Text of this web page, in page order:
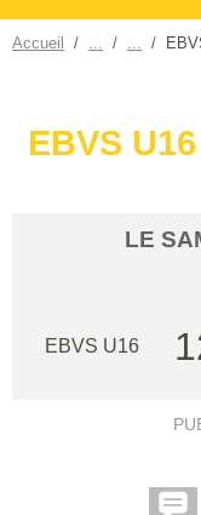
Accueil
EBVS
LE
EBVS U16